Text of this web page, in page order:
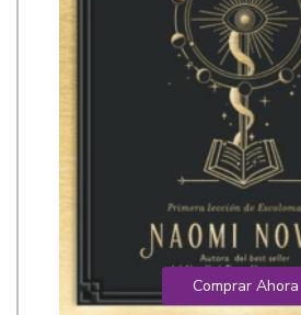
Comprar Ahora